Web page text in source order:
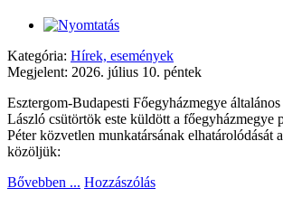
Kategória: Hírek, események
Megjelent: 2026. július 10. péntek
Esztergom-Budapesti Főegyházmegye
László csütörtök este küldött a főegyházmegye
Péter közvetlen munkatársának elhatárolódását
közöljük:
Bővebben ... Hozzászólás